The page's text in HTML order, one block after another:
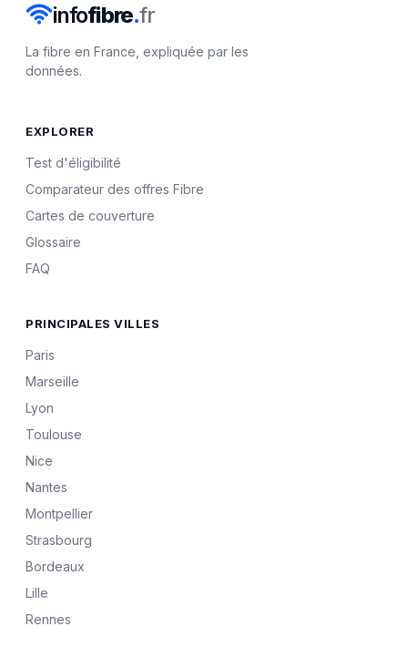
infofibre.fr
La fibre en France, expliquée par les
données.
EXPLORER
Test d'éligibilité
Comparateur des offres Fibre
Cartes de couverture
Glossaire
FAQ
PRINCIPALES VILLES
Paris
Marseille
Lyon
Toulouse
Nice
Nantes
Montpellier
Strasbourg
Bordeaux
Lille
Rennes